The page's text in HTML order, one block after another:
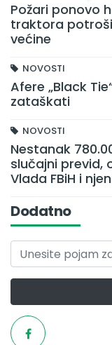
Požari ponovo
traktora
većine
NOVOSTI
Afere „Black
zataškati
NOVOSTI
Nestanak
slučajni previd,
Vlada FBiH i
Dodatno